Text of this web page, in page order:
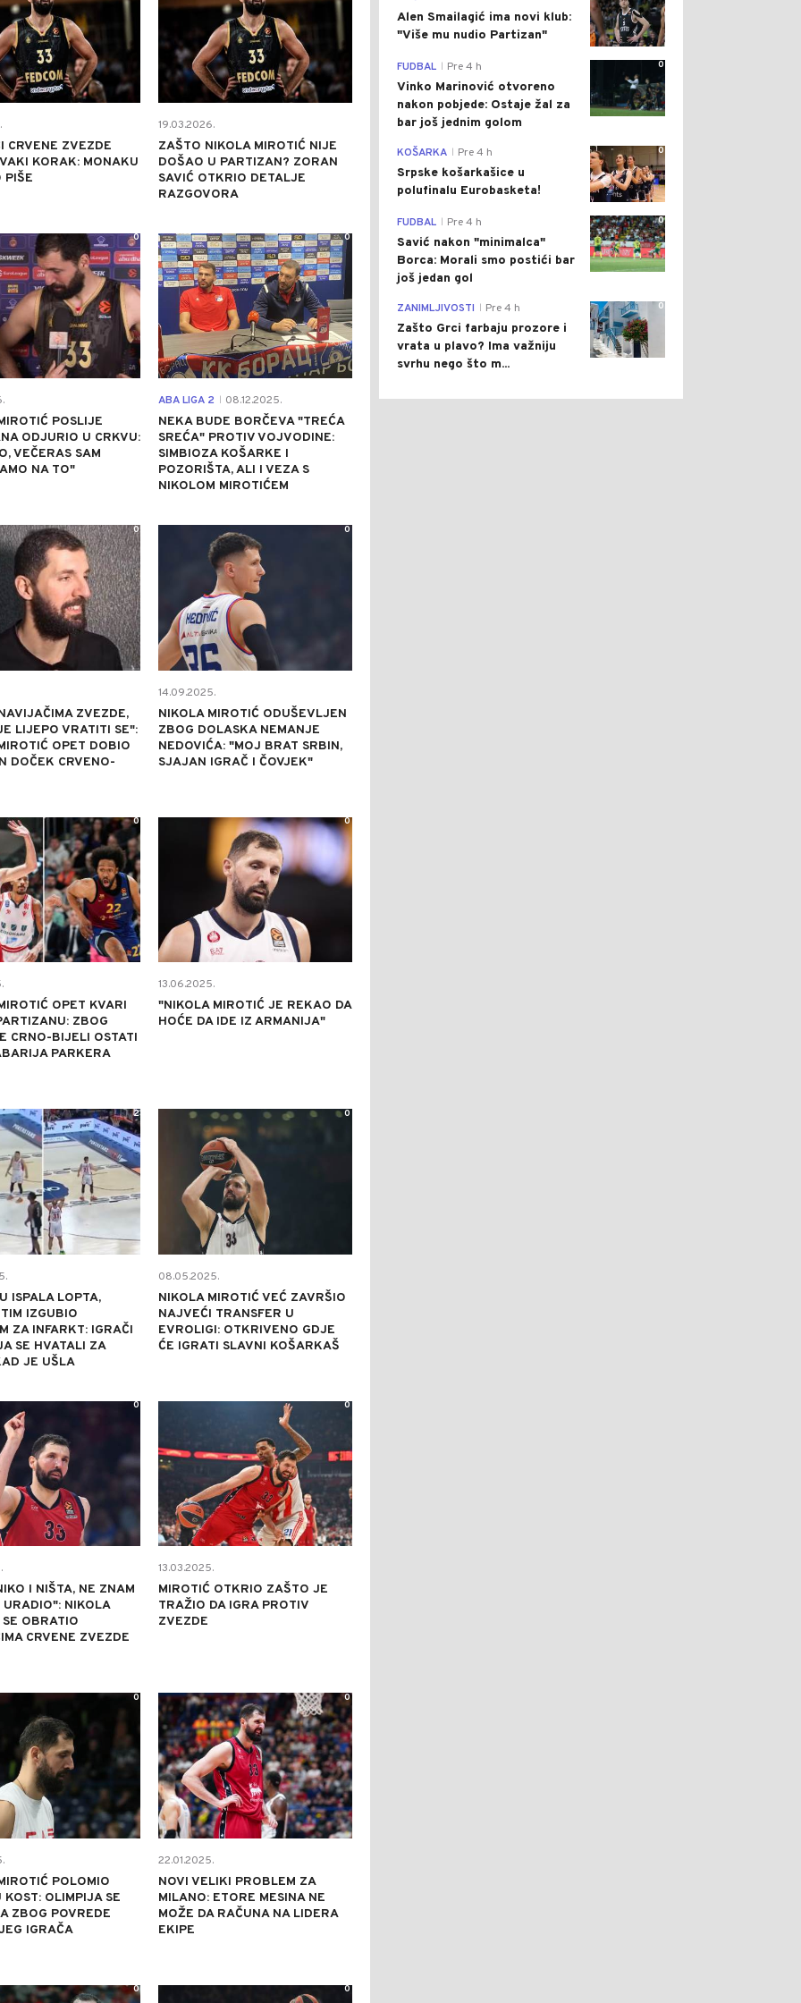
CRVENE ZVEZDE
KORAK: MONAKU
PIŠE
19.03.2026.
ZAŠTO NIKOLA MIROTIĆ NIJE
DOŠAO U PARTIZAN? ZORAN
SAVIĆ OTKRIO DETALJE
RAZGOVORA
POSLIJE
ODJURIO U CRKVU:
VEČERAS SAM
NA TO"
0
ABA LIGA 2 08.12.2025.
NEKA BUDE BORČEVA "TREĆA
SREĆA" PROTIV VOJVODINE:
SIMBIOZA KOŠARKE I
POZORIŠTA, ALI I VEZA S
NIKOLOM MIROTIĆEM
0
ZVEZDE,
LIJEPO VRATITI SE":
OPET DOBIO
DOČEK CRVENO-
0
14.09.2025.
NIKOLA MIROTIĆ ODUŠEVLJEN
ZBOG DOLASKA NEMANJE
NEDOVIĆA: "MOJ BRAT SRBIN,
SJAJAN IGRAČ I ČOVJEK"
0
OPET KVARI
ZBOG
CRNO-BIJELI OSTATI
PARKERA
0
13.06.2025.
"NIKOLA MIROTIĆ JE REKAO DA
HOĆE DA IDE IZ ARMANIJA"
0
ISPALA LOPTA,
IZGUBIO
ZA INFARKT: IGRAČI
SE HVATALI ZA
JE UŠLA
2
08.05.2025.
NIKOLA MIROTIĆ VEĆ ZAVRŠIO
NAJVEĆI TRANSFER U
EVROLIGI: OTKRIVENO GDJE
ĆE IGRATI SLAVNI KOŠARKAŠ
0
I NIŠTA, NE ZNAM
URADIO": NIKOLA
OBRATIO
CRVENE ZVEZDE
0
13.03.2025.
MIROTIĆ OTKRIO ZAŠTO JE
TRAŽIO DA IGRA PROTIV
ZVEZDE
0
POLOMIO
KOST: OLIMPIJA SE
ZBOG POVREDE
IGRAČA
0
22.01.2025.
NOVI VELIKI PROBLEM ZA
MILANO: ETORE MESINA NE
MOŽE DA RAČUNA NA LIDERA
EKIPE
0
0 0
Alen Smailagić ima novi klub:
"Više mu nudio Partizan"
0
FUDBAL Pre 4 h
Vinko Marinović otvoreno
nakon pobjede: Ostaje žal za
bar još jednim golom
0
KOŠARKA Pre 4 h
Srpske košarkašice u
polufinalu Eurobasketa!
0
FUDBAL Pre 4 h
Savić nakon "minimalca"
Borca: Morali smo postići bar
još jedan gol
0
ZANIMLJIVOSTI Pre 4 h
Zašto Grci farbaju prozore i
vrata u plavo? Ima važniju
svrhu nego što m...